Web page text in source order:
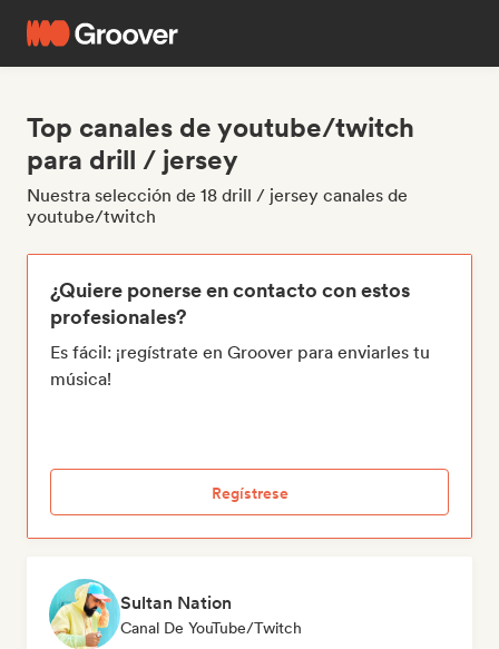
Top canales de youtube/twitch
para drill / jersey
Nuestra selección de 18 drill / jersey canales de
youtube/twitch
¿Quiere ponerse en contacto con estos
profesionales?
Es fácil: ¡regístrate en Groover para enviarles tu
música!
Regístrese
Sultan Nation
Canal De YouTube/Twitch